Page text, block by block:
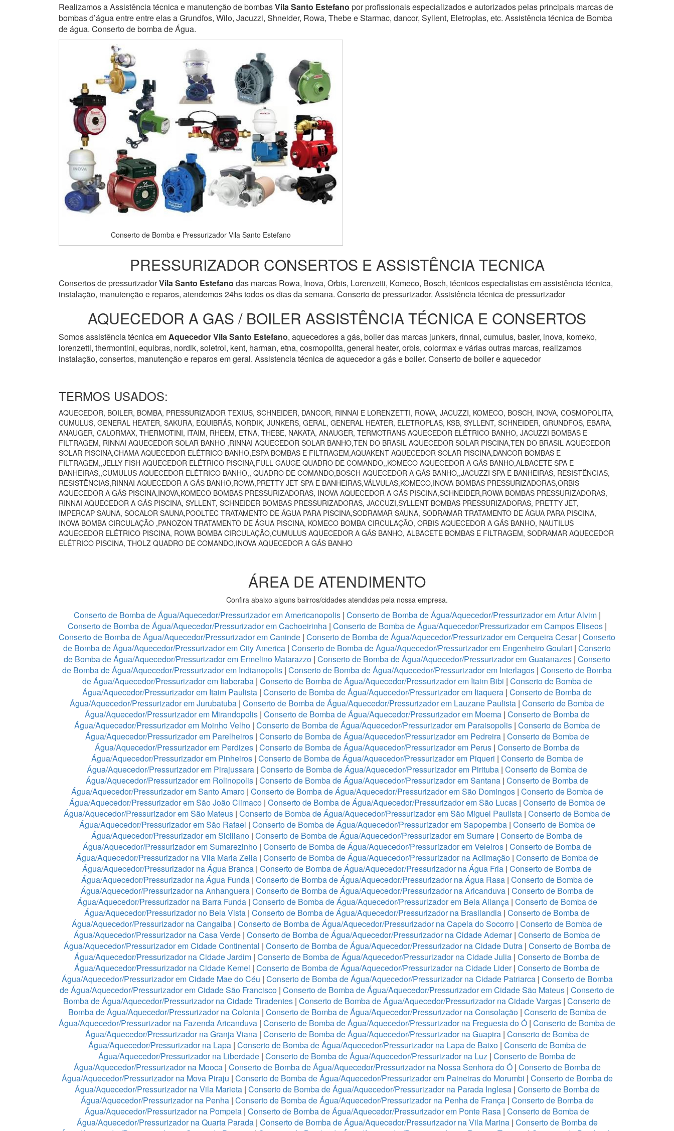
Realizamos a Assistência técnica e manutenção de bombasVila Santo Estefano por profissionais especializados e autorizados pelas principais marcas de
bombas d’água entre entre elas a Grundfos, Wilo, Jacuzzi, Shneider, Rowa, Thebe e Starmac, dancor, Syllent, Eletroplas, etc. Assistência técnica de Bomba
de água. Conserto de bomba de Água.
Conserto de Bomba e Pressurizador Vila Santo Estefano
PRESSURIZADOR CONSERTOS E ASSISTÊNCIA TECNICA
Consertos de pressurizadorVila Santo Estefano das marcas Rowa, Inova, Orbis, Lorenzetti, Komeco, Bosch, técnicos especialistas em assistência técnica,
instalação, manutenção e reparos, atendemos 24hs todos os dias da semana. Conserto de pressurizador. Assistência técnica de pressurizador
AQUECEDOR A GAS / BOILER ASSISTÊNCIA TÉCNICA E CONSERTOS
Somos assistência técnica emAquecedorVila Santo Estefano, aquecedores a gás, boiler das marcas junkers, rinnai, cumulus, basler, inova, komeko,
lorenzetti, thermontini, equibras, nordik, soletrol, kent, harman, etna, cosmopolita, general heater, orbis, colormax e várias outras marcas, realizamos
instalação, consertos, manutenção e reparos em geral. Assistencia técnica de aquecedor a gás e boiler. Conserto de boiler e aquecedor
TERMOS USADOS:
AQUECEDOR, BOILER, BOMBA, PRESSURIZADOR TEXIUS, SCHNEIDER, DANCOR, RINNAI E LORENZETTI, ROWA, JACUZZI, KOMECO, BOSCH, INOVA, COSMOPOLITA,
CUMULUS, GENERAL HEATER, SAKURA, EQUIBRÁS, NORDIK, JUNKERS, GERAL, GENERAL HEATER, ELETROPLAS, KSB, SYLLENT, SCHNEIDER, GRUNDFOS, EBARA,
ANAUGER, CALORMAX, THERMOTINI, ITAIM, RHEEM, ETNA, THEBE, NAKATA, ANAUGER, TERMOTRANS AQUECEDOR ELÉTRICO BANHO, JACUZZI BOMBAS E
FILTRAGEM, RINNAI AQUECEDOR SOLAR BANHO ,RINNAI AQUECEDOR SOLAR BANHO,TEN DO BRASIL AQUECEDOR SOLAR PISCINA,TEN DO BRASIL AQUECEDOR
SOLAR PISCINA,CHAMA AQUECEDOR ELÉTRICO BANHO,ESPA BOMBAS E FILTRAGEM,AQUAKENT AQUECEDOR SOLAR PISCINA,DANCOR BOMBAS E
FILTRAGEM,,JELLY FISH AQUECEDOR ELÉTRICO PISCINA,FULL GAUGE QUADRO DE COMANDO,,KOMECO AQUECEDOR A GÁS BANHO,ALBACETE SPA E
BANHEIRAS,,CUMULUS AQUECEDOR ELÉTRICO BANHO,, QUADRO DE COMANDO,BOSCH AQUECEDOR A GÁS BANHO,,JACUZZI SPA E BANHEIRAS, RESISTÊNCIAS,
RESISTÊNCIAS,RINNAI AQUECEDOR A GÁS BANHO,ROWA,PRETTY JET SPA E BANHEIRAS,VÁLVULAS,KOMECO,INOVA BOMBAS PRESSURIZADORAS,ORBIS
AQUECEDOR A GÁS PISCINA,INOVA,KOMECO BOMBAS PRESSURIZADORAS, INOVA AQUECEDOR A GÁS PISCINA,SCHNEIDER,ROWA BOMBAS PRESSURIZADORAS,
RINNAI AQUECEDOR A GÁS PISCINA, SYLLENT, SCHNEIDER BOMBAS PRESSURIZADORAS, JACCUZI,SYLLENT BOMBAS PRESSURIZADORAS, PRETTY JET,
IMPERCAP SAUNA, SOCALOR SAUNA,POOLTEC TRATAMENTO DE ÁGUA PARA PISCINA,SODRAMAR SAUNA, SODRAMAR TRATAMENTO DE ÁGUA PARA PISCINA,
INOVA BOMBA CIRCULAÇÃO ,PANOZON TRATAMENTO DE ÁGUA PISCINA, KOMECO BOMBA CIRCULAÇÃO, ORBIS AQUECEDOR A GÁS BANHO, NAUTILUS
AQUECEDOR ELÉTRICO PISCINA, ROWA BOMBA CIRCULAÇÃO,CUMULUS AQUECEDOR A GÁS BANHO, ALBACETE BOMBAS E FILTRAGEM, SODRAMAR AQUECEDOR
ELÉTRICO PISCINA, THOLZ QUADRO DE COMANDO,INOVA AQUECEDOR A GÁS BANHO
ÁREA DE ATENDIMENTO
Confira abaixo alguns bairros/cidades atendidas pela nossa empresa.
Conserto de Bomba de Água/Aquecedor/Pressurizador em Americanopolis | Conserto de Bomba de Água/Aquecedor/Pressurizador em Artur Alvim |
Conserto de Bomba de Água/Aquecedor/Pressurizador em Cachoeirinha| Conserto de Bomba de Água/Aquecedor/Pressurizador em Campos Eliseos |
Conserto de Bomba de Água/Aquecedor/Pressurizador em Caninde | Conserto de Bomba de Água/Aquecedor/Pressurizador em Cerqueira Cesar| Conserto
de Bomba de Água/Aquecedor/Pressurizador em City America | Conserto de Bomba de Água/Aquecedor/Pressurizador em Engenheiro Goulart | Conserto
de Bomba de Água/Aquecedor/Pressurizador em Ermelino Matarazzo | Conserto de Bomba de Água/Aquecedor/Pressurizador em Guaianazes | Conserto
de Bomba de Água/Aquecedor/Pressurizador em Indianopolis | Conserto de Bomba de Água/Aquecedor/Pressurizador em Interlagos | Conserto de Bomba
de Água/Aquecedor/Pressurizador em Itaberaba| Conserto de Bomba de Água/Aquecedor/Pressurizador em Itaim Bibi | Conserto de Bomba de
Água/Aquecedor/Pressurizador em Itaim Paulista | Conserto de Bomba de Água/Aquecedor/Pressurizador em Itaquera | Conserto de Bomba de
Água/Aquecedor/Pressurizador em Jurubatuba | Conserto de Bomba de Água/Aquecedor/Pressurizador em Lauzane Paulista | Conserto de Bomba de
Água/Aquecedor/Pressurizador em Mirandopolis| Conserto de Bomba de Água/Aquecedor/Pressurizador em Moema| Conserto de Bomba de
Água/Aquecedor/Pressurizador em Moinho Velho | Conserto de Bomba de Água/Aquecedor/Pressurizador em Paraisopolis| Conserto de Bomba de
Água/Aquecedor/Pressurizador em Parelheiros| Conserto de Bomba de Água/Aquecedor/Pressurizador em Pedreira| Conserto de Bomba de
Água/Aquecedor/Pressurizador em Perdizes| Conserto de Bomba de Água/Aquecedor/Pressurizador em Perus| Conserto de Bomba de
Água/Aquecedor/Pressurizador em Pinheiros| Conserto de Bomba de Água/Aquecedor/Pressurizador em Piqueri | Conserto de Bomba de
Água/Aquecedor/Pressurizador em Pirajussara | Conserto de Bomba de Água/Aquecedor/Pressurizador em Pirituba | Conserto de Bomba de
Água/Aquecedor/Pressurizador em Rolinopolis| Conserto de Bomba de Água/Aquecedor/Pressurizador em Santana| Conserto de Bomba de
Água/Aquecedor/Pressurizador em Santo Amaro| Conserto de Bomba de Água/Aquecedor/Pressurizador em São Domingos| Conserto de Bomba de
Água/Aquecedor/Pressurizador em São João Climaco| Conserto de Bomba de Água/Aquecedor/Pressurizador em São Lucas| Conserto de Bomba de
Água/Aquecedor/Pressurizador em São Mateus | Conserto de Bomba de Água/Aquecedor/Pressurizador em São Miguel Paulista | Conserto de Bomba de
Água/Aquecedor/Pressurizador em São Rafael | Conserto de Bomba de Água/Aquecedor/Pressurizador em Sapopemba | Conserto de Bomba de
Água/Aquecedor/Pressurizador em Siciliano | Conserto de Bomba de Água/Aquecedor/Pressurizador em Sumare | Conserto de Bomba de
Água/Aquecedor/Pressurizador em Sumarezinho| Conserto de Bomba de Água/Aquecedor/Pressurizador em Veleiros| Conserto de Bomba de
Água/Aquecedor/Pressurizador na Vila Maria Zelia| Conserto de Bomba de Água/Aquecedor/Pressurizador na Aclimação| Conserto de Bomba de
Água/Aquecedor/Pressurizador na Água Branca | Conserto de Bomba de Água/Aquecedor/Pressurizador na Água Fria | Conserto de Bomba de
Água/Aquecedor/Pressurizador na Água Funda| Conserto de Bomba de Água/Aquecedor/Pressurizador na Água Rasa | Conserto de Bomba de
Água/Aquecedor/Pressurizador na Anhanguera| Conserto de Bomba de Água/Aquecedor/Pressurizador na Aricanduva| Conserto de Bomba de
Água/Aquecedor/Pressurizador na Barra Funda | Conserto de Bomba de Água/Aquecedor/Pressurizador em Bela Aliança | Conserto de Bomba de
Água/Aquecedor/Pressurizador no Bela Vista | Conserto de Bomba de Água/Aquecedor/Pressurizador na Brasilandia | Conserto de Bomba de
Água/Aquecedor/Pressurizador na Cangaiba | Conserto de Bomba de Água/Aquecedor/Pressurizador na Capela do Socorro | Conserto de Bomba de
Água/Aquecedor/Pressurizador na Casa Verde | Conserto de Bomba de Água/Aquecedor/Pressurizador na Cidade Ademar| Conserto de Bomba de
Água/Aquecedor/Pressurizador em Cidade Continental | Conserto de Bomba de Água/Aquecedor/Pressurizador na Cidade Dutra | Conserto de Bomba de
Água/Aquecedor/Pressurizador na Cidade Jardim | Conserto de Bomba de Água/Aquecedor/Pressurizador na Cidade Julia | Conserto de Bomba de
Água/Aquecedor/Pressurizador na Cidade Kemel | Conserto de Bomba de Água/Aquecedor/Pressurizador na Cidade Lider| Conserto de Bomba de
Água/Aquecedor/Pressurizador em Cidade Mae do Céu | Conserto de Bomba de Água/Aquecedor/Pressurizador na Cidade Patriarca| Conserto de Bomba
de Água/Aquecedor/Pressurizador em Cidade São Francisco | Conserto de Bomba de Água/Aquecedor/Pressurizador em Cidade São Mateus | Conserto de
Bomba de Água/Aquecedor/Pressurizador na Cidade Tiradentes | Conserto de Bomba de Água/Aquecedor/Pressurizador na Cidade Vargas | Conserto de
Bomba de Água/Aquecedor/Pressurizador na Colonia| Conserto de Bomba de Água/Aquecedor/Pressurizador na Consolação | Conserto de Bomba de
Água/Aquecedor/Pressurizador na Fazenda Aricanduva | Conserto de Bomba de Água/Aquecedor/Pressurizador na Freguesia do Ó | Conserto de Bomba de
Água/Aquecedor/Pressurizador na Granja Viana| Conserto de Bomba de Água/Aquecedor/Pressurizador na Guapira| Conserto de Bomba de
Água/Aquecedor/Pressurizador na Lapa| Conserto de Bomba de Água/Aquecedor/Pressurizador na Lapa de Baixo | Conserto de Bomba de
Água/Aquecedor/Pressurizador na Liberdade | Conserto de Bomba de Água/Aquecedor/Pressurizador na Luz | Conserto de Bomba de
Água/Aquecedor/Pressurizador na Mooca| Conserto de Bomba de Água/Aquecedor/Pressurizador na Nossa Senhora do Ó| Conserto de Bomba de
Água/Aquecedor/Pressurizador na Mova Piraju | Conserto de Bomba de Água/Aquecedor/Pressurizador em Paineiras do Morumbi | Conserto de Bomba de
Água/Aquecedor/Pressurizador na Vila Marieta| Conserto de Bomba de Água/Aquecedor/Pressurizador na Parada Inglesa | Conserto de Bomba de
Água/Aquecedor/Pressurizador na Penha| Conserto de Bomba de Água/Aquecedor/Pressurizador na Penha de França | Conserto de Bomba de
Água/Aquecedor/Pressurizador na Pompeia | Conserto de Bomba de Água/Aquecedor/Pressurizador em Ponte Rasa | Conserto de Bomba de
Água/Aquecedor/Pressurizador na Quarta Parada| Conserto de Bomba de Água/Aquecedor/Pressurizador na Vila Marina| Conserto de Bomba de